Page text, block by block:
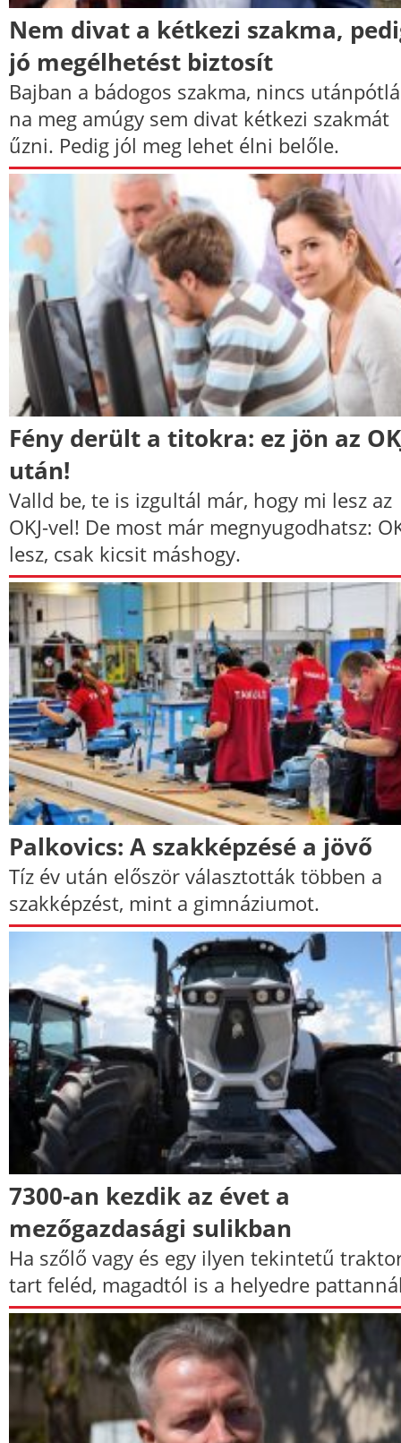
Nem divat a kétkezi szakma,
jó megélhetést biztosít
Bajban a bádogos szakma, nincs
na meg amúgy sem divat kétkezi szakmát
űzni. Pedig jól meg lehet élni belőle.
Fény derült a titokra: ez jön az
után!
Valld be, te is izgultál már, hogy mi lesz az
OKJ-vel! De most már megnyugodhatsz:
lesz, csak kicsit máshogy.
Palkovics: A szakképzésé a jövő
Tíz év után először választották többen a
szakképzést, mint a gimnáziumot.
7300-an kezdik az évet a
mezőgazdasági sulikban
Ha szőlő vagy és egy ilyen tekintetű
tart feléd, magadtól is a helyedre